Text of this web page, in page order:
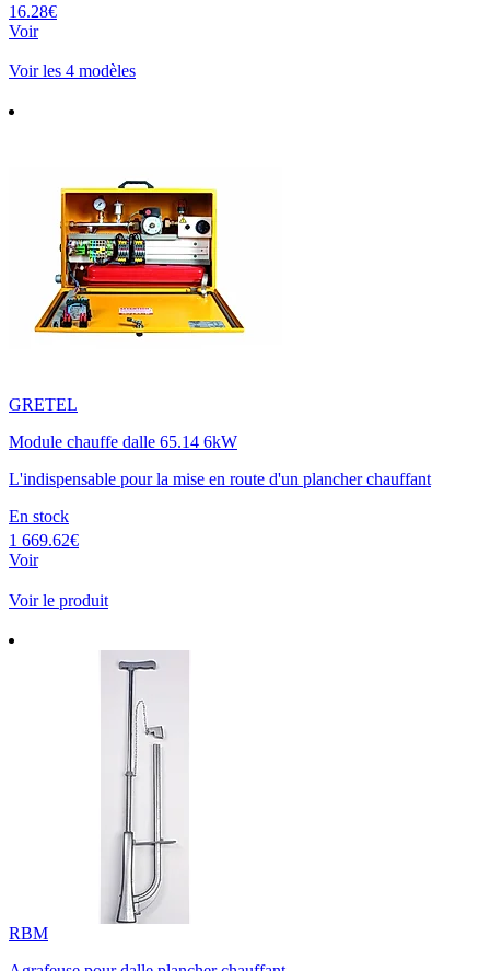
16.28€
Voir
Voir les 4 modèles
GRETEL
Module chauffe dalle 65.14 6kW
L'indispensable pour la mise en route d'un plancher chauffant
En stock
1 669.62€
Voir
Voir le produit
RBM